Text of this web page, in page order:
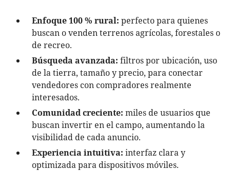
Enfoque 100 % rural: perfecto para quienes
buscan o venden terrenos agrícolas, forestales o
de recreo.
Búsqueda avanzada: filtros por ubicación, uso
de la tierra, tamaño y precio, para conectar
vendedores con compradores realmente
interesados.
Comunidad creciente: miles de usuarios que
buscan invertir en el campo, aumentando la
visibilidad de cada anuncio.
Experiencia intuitiva: interfaz clara y
optimizada para dispositivos móviles.